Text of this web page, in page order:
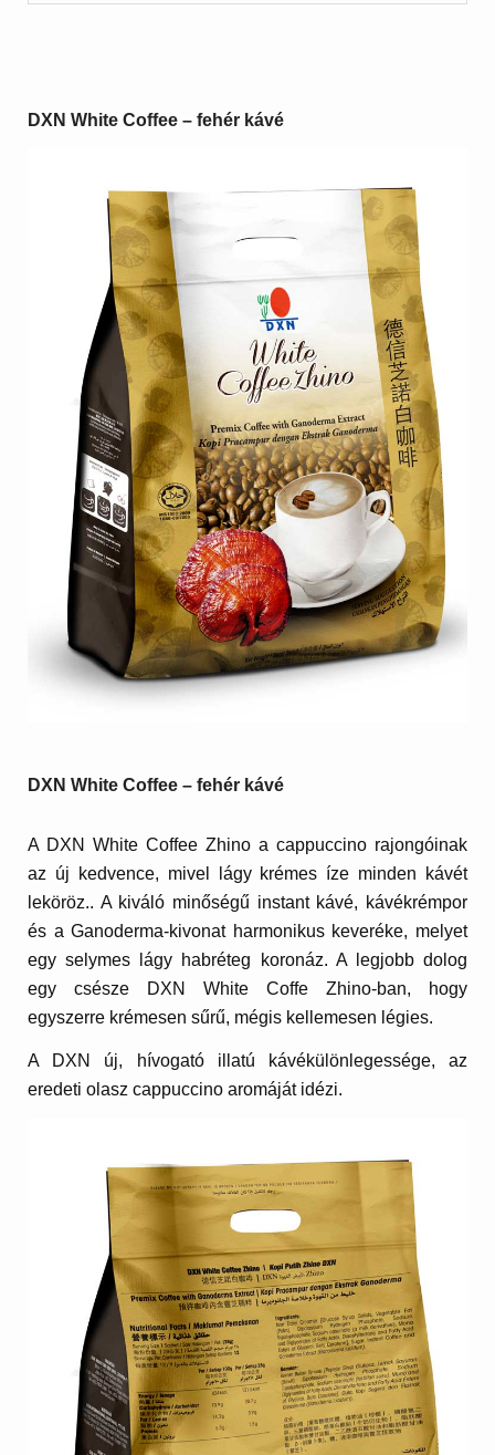
DXN White Coffee – fehér kávé
DXN White Coffee – fehér kávé
A DXN White Coffee Zhino a cappuccino rajongóinak
az új kedvence, mivel lágy krémes íze minden kávét
leköröz.. A kiváló minőségű instant kávé, kávékrémpor
és aGanoderma-kivonat harmonikus keveréke, melyet
egy selymes lágy habréteg koronáz. A legjobb dolog
egy csésze DXN White Coffe Zhino-ban, hogy
egyszerre krémesen sűrű, mégis kellemesen légies.
A DXN új, hívogató illatú kávékülönlegessége, az
eredeti olasz cappuccino aromáját idézi.